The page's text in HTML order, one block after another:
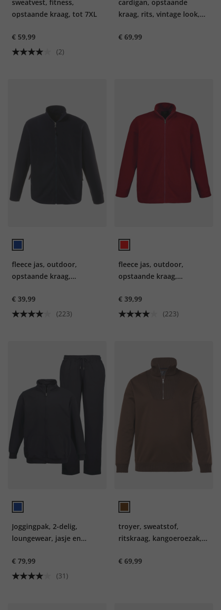
sweatvest, fitness,
opstaande kraag, tot 7XL
€ 59,99
(2)
cardigan, opstaande
kraag, rits, vintage look,
€ 69,99
fleece jas, outdoor,
opstaande kraag,
€ 39,99
(223)
fleece jas, outdoor,
opstaande kraag,
€ 39,99
(223)
Joggingpak, 2-delig,
loungewear, jasje en
€ 79,99
(31)
troyer, sweatstof,
ritskraag, kangoeroezak,
€ 69,99